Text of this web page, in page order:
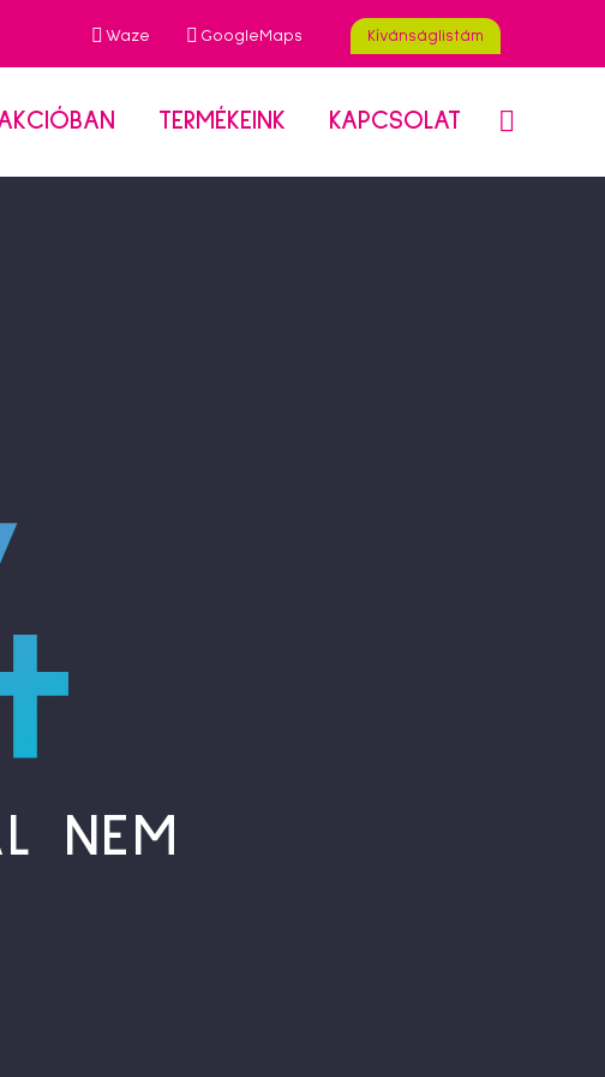
Waze GoogleMaps Kívánságlistám
TERMÉKEINK KAPCSOLAT
NEM